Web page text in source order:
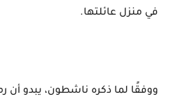
في منزل عائلتها.
ووفقًا لما ذكره ناشطون، يبدو أن